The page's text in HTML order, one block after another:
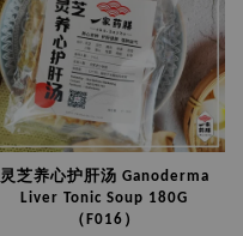
灵芝养心护肝汤 Ganoderma
Liver Tonic Soup 180G
（F016）